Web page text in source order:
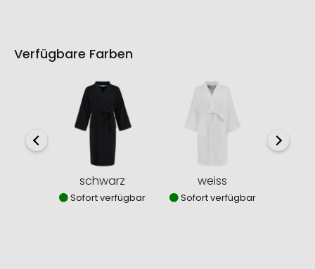
Verfügbare Farben
schwarz
Sofort verfügbar
weiss
Sofort verfügbar